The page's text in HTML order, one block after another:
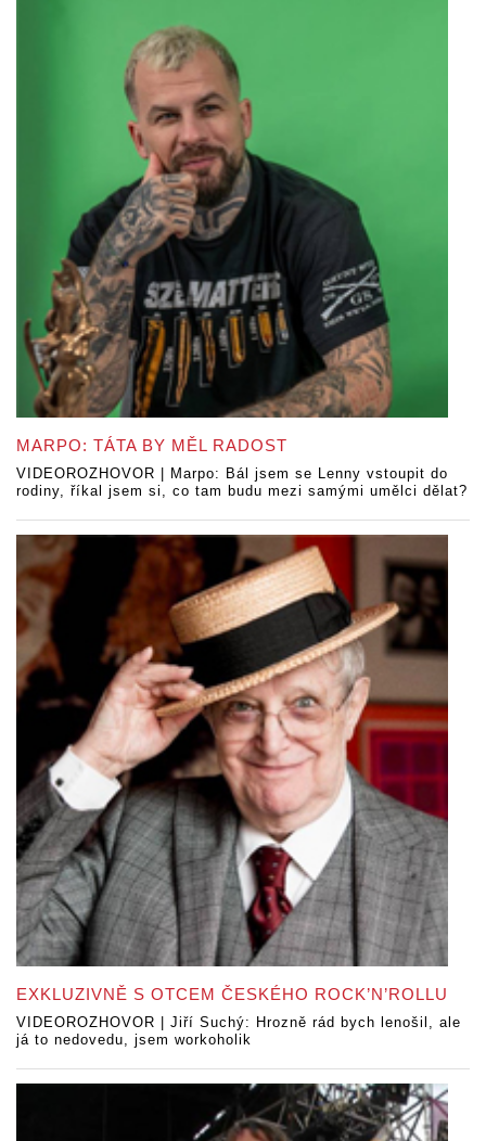
MARPO: TÁTA BY MĚL RADOST
VIDEOROZHOVOR | Marpo: Bál jsem se Lenny vstoupit do
rodiny, říkal jsem si, co tam budu mezi samými umělci dělat?
EXKLUZIVNĚ S OTCEM ČESKÉHO ROCK’N’ROLLU
VIDEOROZHOVOR | Jiří Suchý: Hrozně rád bych lenošil, ale
já to nedovedu, jsem workoholik